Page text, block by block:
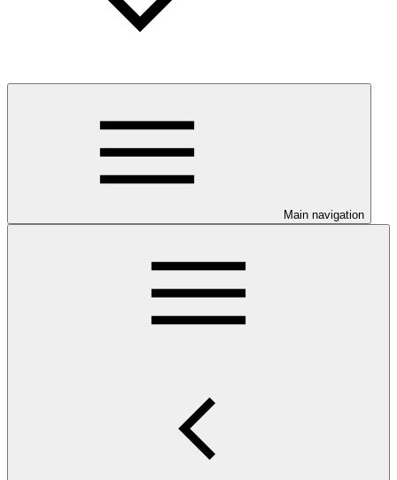
Main navigation